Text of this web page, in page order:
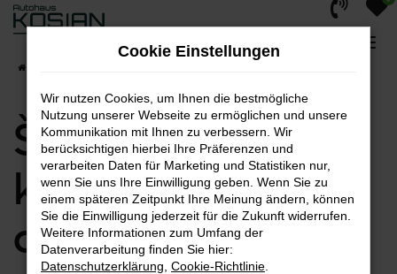
Zum
springen
Škoda Auto
kaufen, leasen
oder finanzieren
Cookie Einstellungen
Wir nutzen Cookies, um Ihnen die bestmögliche
Nutzung unserer Webseite zu ermöglichen und unsere
Kommunikation mit Ihnen zu verbessern. Wir
berücksichtigen hierbei Ihre Präferenzen und
verarbeiten Daten für Marketing und Statistiken nur,
wenn Sie uns Ihre Einwilligung geben. Wenn Sie zu
einem späteren Zeitpunkt Ihre Meinung ändern, können
Sie die Einwilligung jederzeit für die Zukunft widerrufen.
Weitere Informationen zum Umfang der
Datenverarbeitung finden Sie hier:
Datenschutzerklärung Cookie-Richtlinie